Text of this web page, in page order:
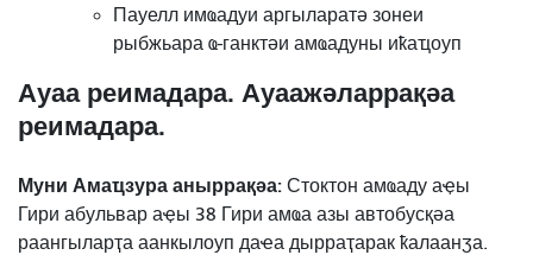
Пауелл имҩадуи аргыларатә зонеи
рыбжьара ҩ-ганктәи амҩадуны иҟаҵоуп
Ауаа реимадара. Ауаажәларрақәа
реимадара.
Муни Амаҵзура аныррақәа: Стоктон амҩаду аҿы
Гири абульвар аҿы 38 Гири амҩа азы автобусқәа
раангыларҭа аанкылоуп даҽа дырраҭарак ҟалаанӡа.